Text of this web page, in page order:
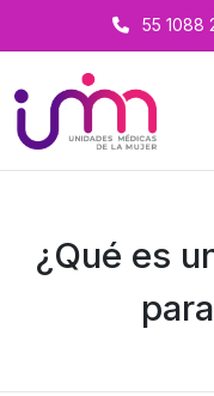
55 1088
¿Qué es